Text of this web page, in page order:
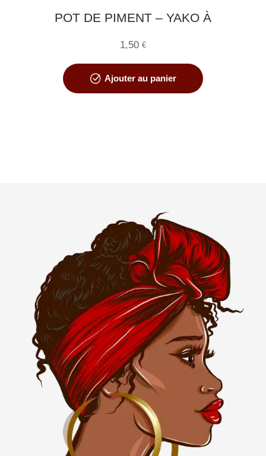
POT DE PIMENT – YAKO À
1,50 €
Ajouter au panier